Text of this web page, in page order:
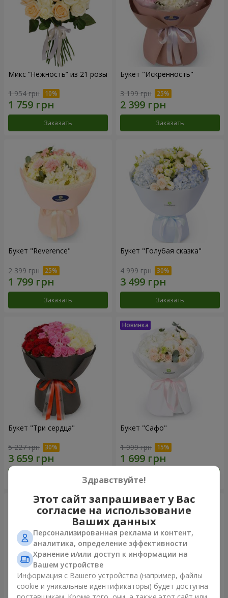
Микс “Нежность” из 21 розы
1 954 грн
Заказать
Букет "Искренность"
3 199 грн
Заказать
Букет "Reverence"
2 399 грн
Заказать
Букет "Голубая сказка"
4 999 грн
Заказать
Букет "Три сердца"
5 227 грн
Букет "Сафо"
1 999 грн
Здравствуйте!
Этот сайт запрашивает у Вас
согласие на использование
Ваших данных
Персонализированная реклама и контент,
аналитика, определение эффективности
Хранение и/или доступ к информации на
Вашем устройстве
Информация с Вашего устройства (например, файлы
cookie и уникальные идентификаторы) будет доступна